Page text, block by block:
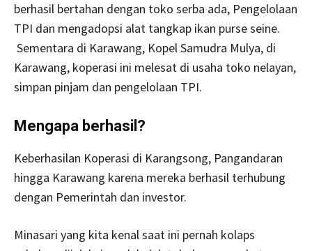
berhasil bertahan dengan toko serba ada, Pengelolaan
TPI dan mengadopsi alat tangkap ikan purse seine.
Sementara di Karawang, Kopel Samudra Mulya, di
Karawang, koperasi ini melesat di usaha toko nelayan,
simpan pinjam dan pengelolaan TPI.
Mengapa berhasil?
Keberhasilan Koperasi di Karangsong, Pangandaran
hingga Karawang karena mereka berhasil terhubung
dengan Pemerintah dan investor.
Minasari yang kita kenal saat ini pernah kolaps